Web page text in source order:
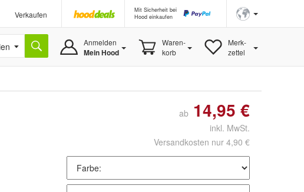
Verkaufen
Mit Sicherheit bei
Hood einkaufen
Anmelden
Mein Hood
Waren-
korb
Merk-
zettel
ab 14,95 €
inkl. MwSt.
Versandkosten nur 4,90 €